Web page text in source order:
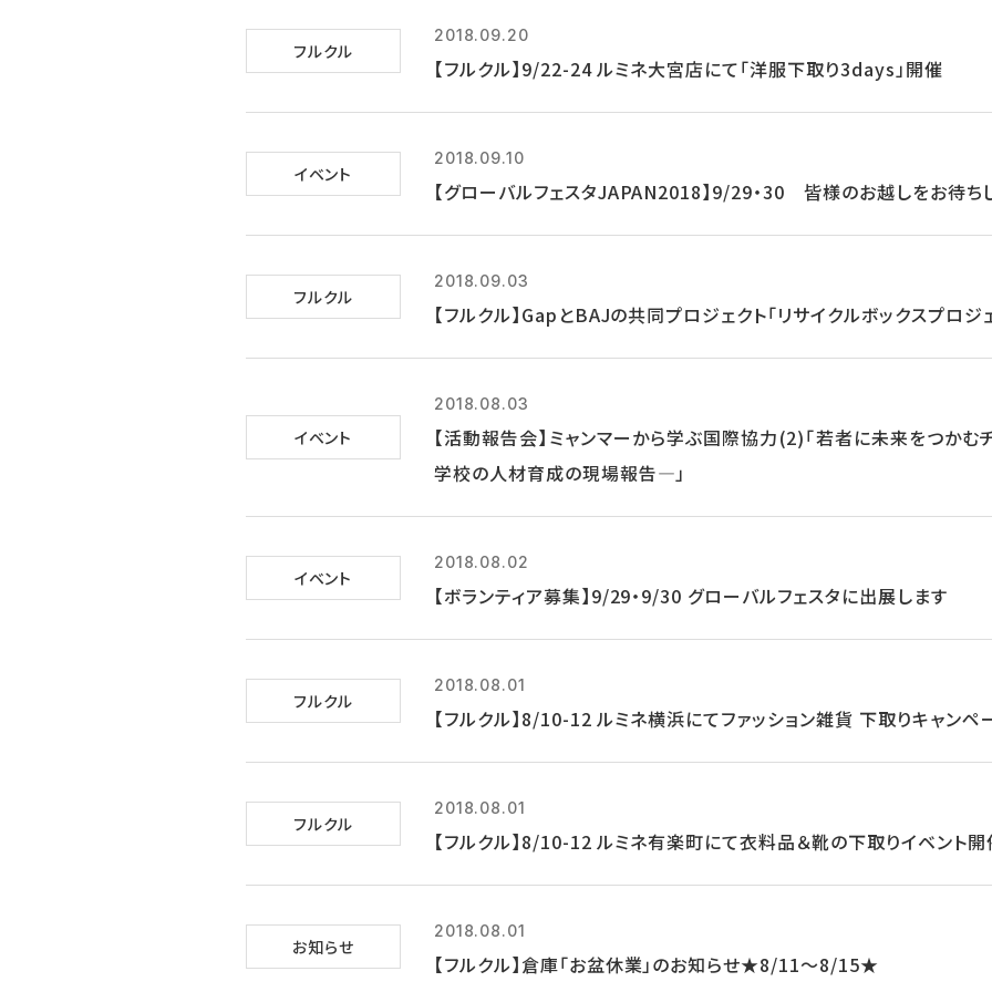
フルクル
2018.09.20
【フルクル】9/22-24 ルミネ大宮店にて「洋服下取り3days」開催
イベント
2018.09.10
【グローバルフェスタJAPAN2018】9/29・30 皆様のお越しをお待ち
フルクル
2018.09.03
【フルクル】GapとBAJの共同プロジェクト「リサイクルボックスプロジ
イベント
2018.08.03
【活動報告会】ミャンマーから学ぶ国際協力(2)「若者に未来をつか
学校の人材育成の現場報告―」
イベント
2018.08.02
【ボランティア募集】9/29・9/30 グローバルフェスタに出展します
フルクル
2018.08.01
【フルクル】8/10-12 ルミネ横浜にてファッション雑貨 下取りキャンペ
フルクル
2018.08.01
【フルクル】8/10-12 ルミネ有楽町にて衣料品＆靴の下取りイベント開
お知らせ
2018.08.01
【フルクル】倉庫「お盆休業」のお知らせ★8/11～8/15★